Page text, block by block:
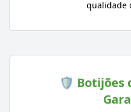
qualidade
🛡️ Botijões